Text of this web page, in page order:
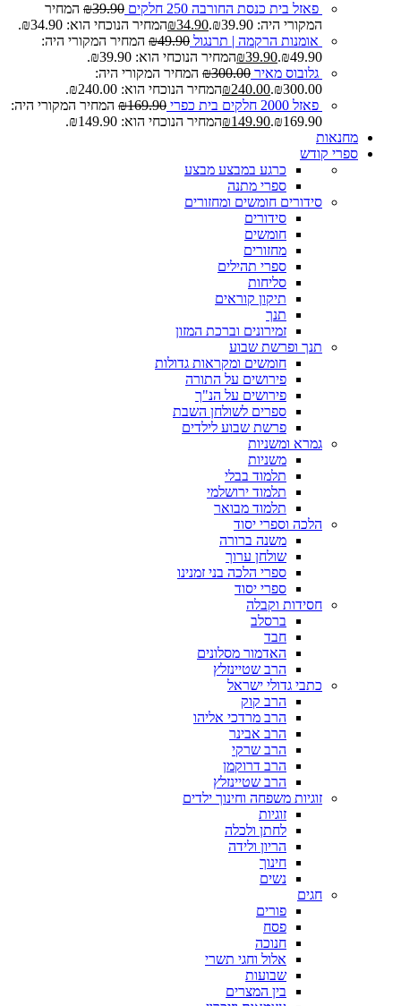
פאזל בית כנסת החורבה 250 חלקים ₪39.90
המחיר
המקורי היה: ₪39.90.
₪34.90
המחיר הנוכחי הוא: ₪34.90.
אומנות הרקמה | תרנגול
₪49.90
המחיר המקורי היה:
₪49.90.
₪39.90
המחיר הנוכחי הוא: ₪39.90.
גלובוס מאיר
₪300.00
המחיר המקורי היה:
₪300.00.
₪240.00
המחיר הנוכחי הוא: ₪240.00.
פאזל 2000 חלקים בית כפרי
₪169.90
המחיר המקורי היה:
₪169.90.
₪149.90
המחיר הנוכחי הוא: ₪149.90.
מחנאות
ספרי קודש
כרגע במבצע מבצע
ספרי מתנה
סידורים חומשים ומחזורים
סידורים
חומשים
מחזורים
ספרי תהילים
סליחות
תיקון קוראים
תנך
זמירונים וברכת המזון
תנך ופרשת שבוע
חומשים ומקראות גדולות
פירושים על התורה
פירושים על הנ"ך
ספרים לשולחן השבת
פרשת שבוע לילדים
גמרא ומשניות
משניות
תלמוד בבלי
תלמוד ירושלמי
תלמוד מבואר
הלכה וספרי יסוד
משנה ברורה
שולחן ערוך
ספרי הלכה בני זמנינו
ספרי יסוד
חסידות וקבלה
ברסלב
חבד
האדמור מסלונים
הרב שטיינזלץ
כתבי גדולי ישראל
הרב קוק
הרב מרדכי אליהו
הרב אבינר
הרב שרקי
הרב דרוקמן
הרב שטיינזלץ
זוגיות משפחה וחינוך ילדים
זוגיות
לחתן ולכלה
הריון ולידה
חינוך
נשים
חגים
פורים
פסח
חנוכה
אלול וחגי תשרי
שבועות
בין המצרים